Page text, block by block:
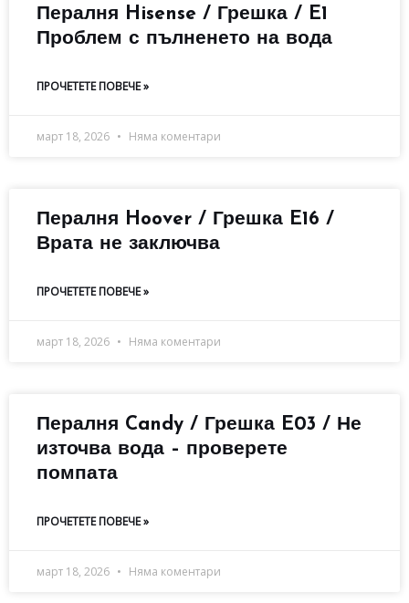
Пералня Hisense / Грешка / E1
Проблем с пълненето на вода
ПРОЧЕТЕТЕ ПОВЕЧЕ »
март 18, 2026 Няма коментари
Пералня Hoover / Грешка E16 /
Врата не заключва
ПРОЧЕТЕТЕ ПОВЕЧЕ »
март 18, 2026 Няма коментари
Пералня Candy / Грешка E03 / Не
източва вода – проверете
помпата
ПРОЧЕТЕТЕ ПОВЕЧЕ »
март 18, 2026 Няма коментари